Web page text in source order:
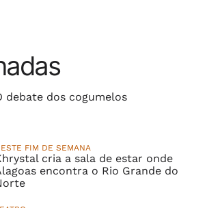
debate dos cogumelos
FIM DE SEMANA
cria a sala de estar onde
encontra o Rio Grande do